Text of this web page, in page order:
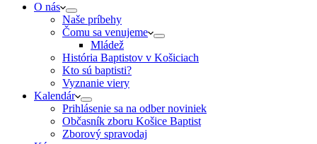
O nás
Naše príbehy
Čomu sa venujeme
Mládež
História Baptistov v Košiciach
Kto sú baptisti?
Vyznanie viery
Kalendár
Prihlásenie sa na odber noviniek
Občasník zboru Košice Baptist
Zborový spravodaj